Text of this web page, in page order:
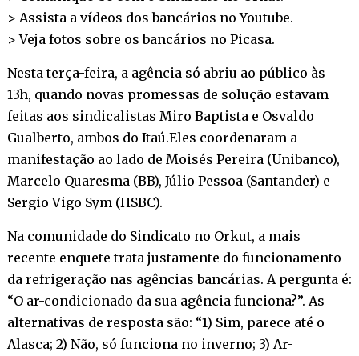
> Assista a vídeos dos bancários noYoutube.
> Veja fotos sobre os bancários no Picasa.
Nesta terça-feira, a agência só abriu ao público às
13h, quando novas promessas de solução estavam
feitas aos sindicalistas Miro Baptista e Osvaldo
Gualberto, ambos do Itaú.Eles coordenaram a
manifestação ao lado de Moisés Pereira (Unibanco),
Marcelo Quaresma (BB), Júlio Pessoa (Santander) e
Sergio Vigo Sym (HSBC).
Na comunidade do Sindicato no Orkut, a mais
recente enquete trata justamente do funcionamento
da refrigeração nas agências bancárias. A pergunta é:
“O ar-condicionado da sua agência funciona?”. As
alternativas de resposta são: “1) Sim, parece até o
Alasca; 2) Não, só funciona no inverno; 3) Ar-